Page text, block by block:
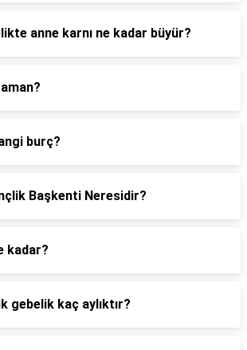
anne karnı ne kadar büyür?
burç?
Başkenti Neresidir?
kadar?
gebelik kaç aylıktır?